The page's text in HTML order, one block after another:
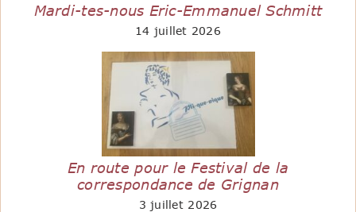
Mardi-tes-nous Eric-Emmanuel Schmitt
14 juillet 2026
En route pour le Festival de la
correspondance de Grignan
3 juillet 2026